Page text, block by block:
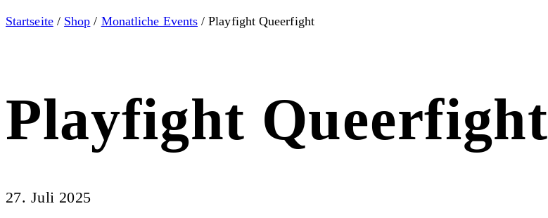
Startseite/ Shop / Monatliche Events / Playfight Queerfight
Playfight Queerfight
27. Juli 2025